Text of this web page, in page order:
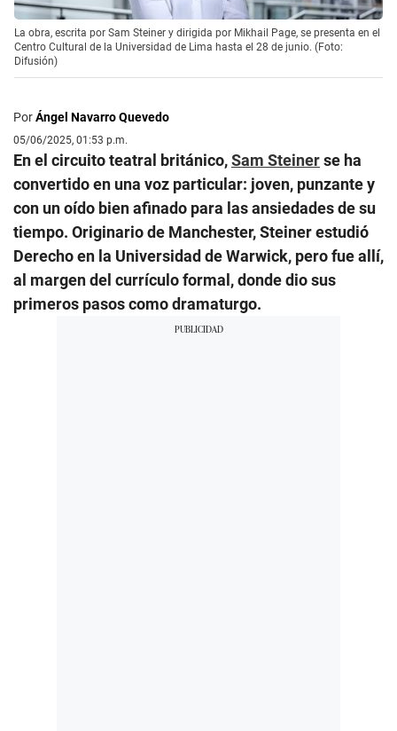
La obra, escrita por Sam Steiner y dirigida por Mikhail Page, se presenta en el
Centro Cultural de la Universidad de Lima hasta el 28 de junio. (Foto:
Difusión)
PorÁngel Navarro Quevedo
05/06/2025, 01:53 p.m.
En el circuito teatral británico,Sam Steinerse ha
convertido en una voz particular: joven, punzante y
con un oído bien afinado para las ansiedades de su
tiempo. Originario de Manchester, Steiner estudió
Derecho en la Universidad de Warwick, pero fue allí,
al margen del currículo formal, donde dio sus
primeros pasos como dramaturgo.